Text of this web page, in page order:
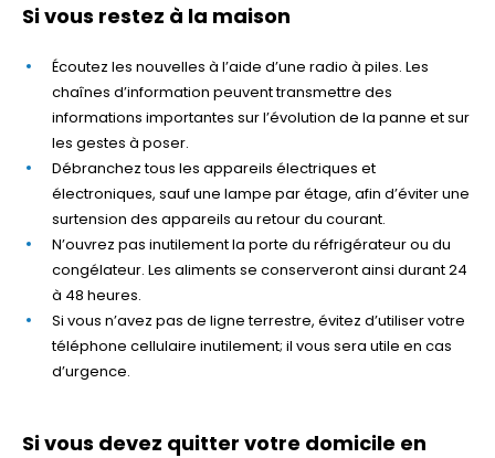
Si vous restez à la maison
Écoutez les nouvelles à l’aide d’une radio à piles. Les
chaînes d’information peuvent transmettre des
informations importantes sur l’évolution de la panne et sur
les gestes à poser.
Débranchez tous les appareils électriques et
électroniques, sauf une lampe par étage, afin d’éviter une
surtension des appareils au retour du courant.
N’ouvrez pas inutilement la porte du réfrigérateur ou du
congélateur. Les aliments se conserveront ainsi durant 24
à 48 heures.
Si vous n’avez pas de ligne terrestre, évitez d’utiliser votre
téléphone cellulaire inutilement; il vous sera utile en cas
d’urgence.
Si vous devez quitter votre domicile en